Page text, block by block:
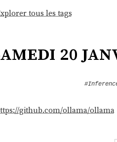
tous les tags
20
github.com/ollama/ollama